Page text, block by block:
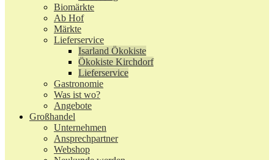
Biomärkte
Ab Hof
Märkte
Lieferservice
Isarland Ökokiste
Ökokiste Kirchdorf
Lieferservice
Gastronomie
Was ist wo?
Angebote
Großhandel
Unternehmen
Ansprechpartner
Webshop